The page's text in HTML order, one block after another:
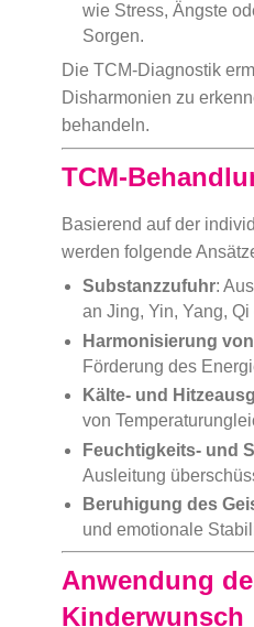
wie Stress, Ängste
Sorgen.
Die TCM-Diagnostik
Disharmonien zu
behandeln.
TCM-
Basierend auf der
werden folgende
Substanzzufuhr:
an Jing, Yin, Yang, Qi
Harmonisierung
Förderung des
Kälte- und
von
Feuchtigkeits- und
Ausleitung
Beruhigung des
und emotionale
Anwendung
Kinderwunsch